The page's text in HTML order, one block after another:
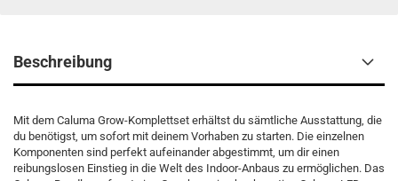
Beschreibung
Mit dem Caluma Grow-Komplettset erhältst du sämtliche Ausstattung, die
du benötigst, um sofort mit deinem Vorhaben zu starten. Die einzelnen
Komponenten sind perfekt aufeinander abgestimmt, um dir einen
reibungslosen Einstieg in die Welt des Indoor-Anbaus zu ermöglichen. Das